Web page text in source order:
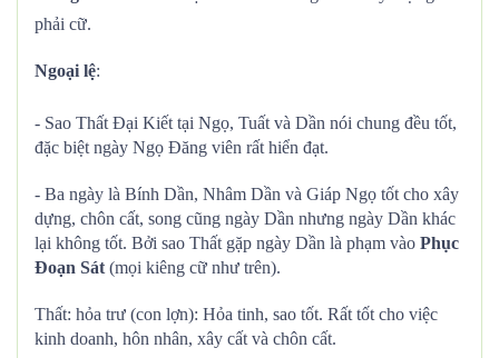
phải cữ.
Ngoại lệ:
- Sao Thất Đại Kiết tại Ngọ, Tuất và Dần nói chung đều tốt,
đặc biệt ngày Ngọ Đăng viên rất hiển đạt.
- Ba ngày là Bính Dần, Nhâm Dần và Giáp Ngọ tốt cho xây
dựng, chôn cất, song cũng ngày Dần nhưng ngày Dần khác
lại không tốt. Bởi sao Thất gặp ngày Dần là phạm vào Phục
Đoạn Sát (mọi kiêng cữ như trên).
Thất: hỏa trư (con lợn): Hỏa tinh, sao tốt. Rất tốt cho việc
kinh doanh, hôn nhân, xây cất và chôn cất.